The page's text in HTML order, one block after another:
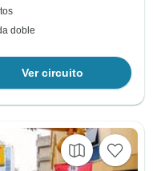
doble
Ver circuito